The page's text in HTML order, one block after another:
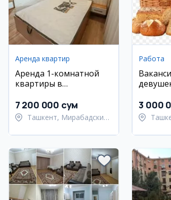
Аренда квартир
Аренда 1-комнатной
квартиры в
7 200 000 сум
Ташкент, Мирабадский
Работа
3 000